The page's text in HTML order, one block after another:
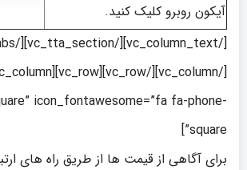
آیکون روبرو کلیک کنید.
icon_fontawesome=”fa fa-phone-
square”]
برای آگاهی از قیمت ها از طریق راه های